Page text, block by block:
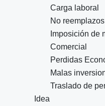
Carga laboral
No
Imposición de
Comercial
Perdidas
Malas
Traslado de
Idea